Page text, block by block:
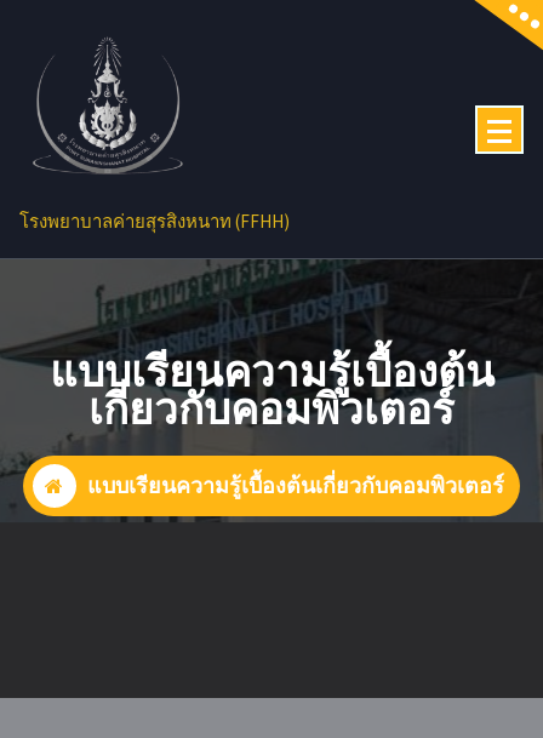
content
โรงพยาบาลค่ายสุรสิงหนาท (FFHH)
แบบเรียนความรู้เบื้องต้น
เกี่ยวกับคอมพิวเตอร์
แบบเรียนความรู้เบื้องต้นเกี่ยวกับคอมพิวเตอร์